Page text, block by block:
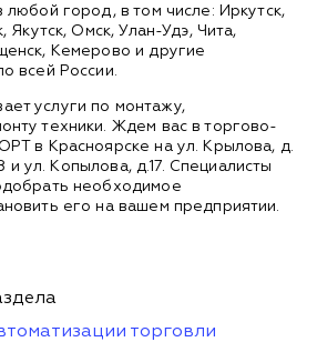
любой город, в том числе: Иркутск,
Якутск, Омск, Улан-Удэ, Чита,
Кемерово и другие
всей России.
услуги по монтажу,
техники. Ждем вас в торгово-
в Красноярске на ул. Крылова, д.
и ул. Копылова, д.17. Специалисты
необходимое
его на вашем предприятии.
торговли